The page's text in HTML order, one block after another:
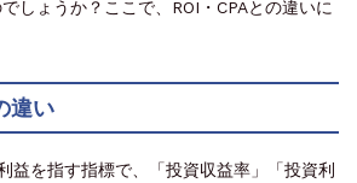
しょうか？ここで、ROI・CPAとの違いに
違い
益を指す指標で、「投資収益率」「投資利